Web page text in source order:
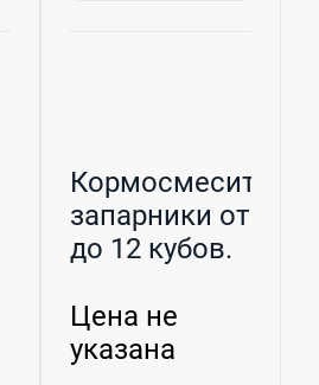
Кормосмесители-
запарники от 3
до 12 кубов.
Цена не
указана